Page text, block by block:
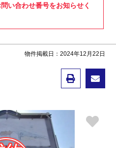
い合わせ番号をお知らせく
物件掲載日：2024年12月22日